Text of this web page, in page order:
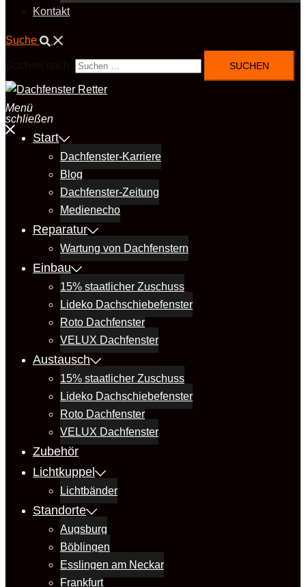
Kontakt
Suche
Menü
schließen
Start
Dachfenster-Karriere
Blog
Dachfenster-Zeitung
Medienecho
Reparatur
Wartung von Dachfenstern
Einbau
15% staatlicher Zuschuss
Lideko Dachschiebefenster
Roto Dachfenster
VELUX Dachfenster
Austausch
15% staatlicher Zuschuss
Lideko Dachschiebefenster
Roto Dachfenster
VELUX Dachfenster
Zubehör
Lichtkuppel
Lichtbänder
Standorte
Augsburg
Böblingen
Esslingen am Neckar
Frankfurt